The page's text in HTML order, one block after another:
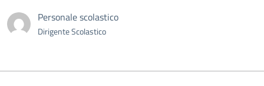
Personale scolastico
Dirigente Scolastico